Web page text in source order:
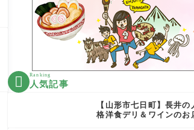
 Ranking
人気記事
【山形市七日町】長井
格洋食デリ＆ワインのお